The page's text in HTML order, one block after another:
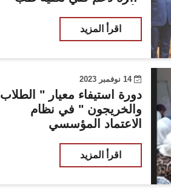
اقرأ المزيد
14 نوفمبر 2023
دورة استيفاء معيار " الطلاب
والخريجون " في نظام
الاعتماد المؤسسي
اقرأ المزيد